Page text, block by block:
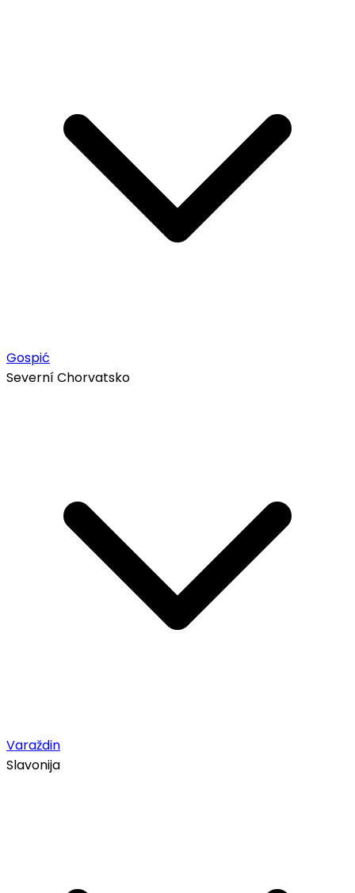
Gospić
Severní Chorvatsko
Varaždin
Slavonija